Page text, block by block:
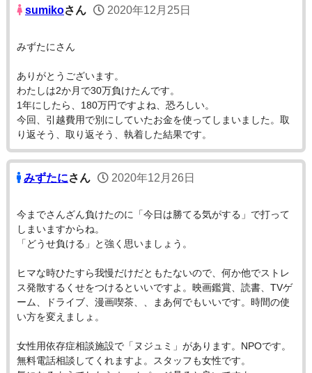
sumikoさん 2020年12月25日
みずたにさん
ありがとうございます。
わたしは2か月で30万負けたんです。
1年にしたら、180万円ですよね、恐ろしい。
今回、引越費用で別にしていたお金を使ってしまいました。取
り返そう、取り返そう、執着した結果です。
みずたにさん 2020年12月26日
今までさんざん負けたのに「今日は勝てる気がする」で打って
しまいますからね。
「どうせ負ける」と強く思いましょう。
ヒマな時ひたすら我慢だけだともたないので、何か他でストレ
ス発散するくせをつけるといいですよ。映画鑑賞、読書、TVゲ
ーム、ドライブ、漫画喫茶、、まあ何でもいいです。時間の使
い方を変えましょ。
女性用依存症相談施設で「ヌジュミ」があります。NPOです。
無料電話相談してくれますよ。スタッフも女性です。